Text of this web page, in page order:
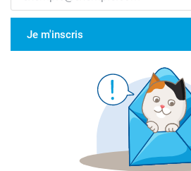
Je m'inscris